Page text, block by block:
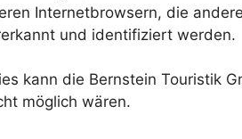
Internetbrowsern, die
und identifiziert werden.
kann die Bernstein Touristik
möglich wären.